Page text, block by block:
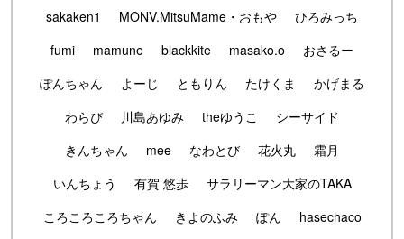
sakaken1
MONV.MitsuMame・おもや
ひろみっち
fumi
mamune blackkite masako.o
おさるー
ぽんちゃん
よーじ ともりん たけくま
かげまる
わらび
川島あゆみ theゆうこ
シーサイド
きんちゃん
mee なわとび 花火丸
霜月
いんちょう
有賀 悠歩
サラリーマン大家のTAKA
ころころころちゃん
きよのふみ ぽん
hasechaco